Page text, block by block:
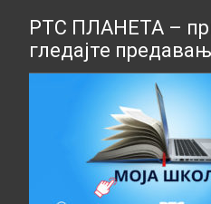
РТС ПЛАНЕТА –
гледајте